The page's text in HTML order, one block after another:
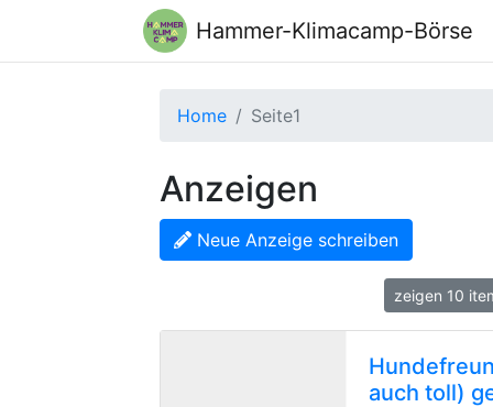
Hammer-Klimacamp-Börse
Home Seite1
Anzeigen
Neue Anzeige schreiben
zeigen 10
auch toll)